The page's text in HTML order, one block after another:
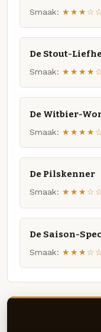
Smaak:
De Stout-
Smaak:
De Witbier-
Smaak:
De Pilskenner
Smaak:
De Saison-
Smaak: